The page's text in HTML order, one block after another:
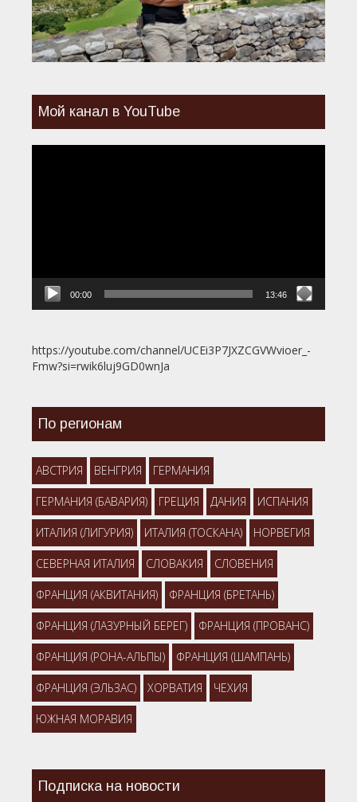
Мой канал в YouTube
00:00 13:46
https://youtube.com/channel/UCEi3P7JXZCGVWvioer_-
Fmw?si=rwik6luj9GD0wnJa
По регионам
АВСТРИЯ ВЕНГРИЯ ГЕРМАНИЯ
ГЕРМАНИЯ (БАВАРИЯ) ГРЕЦИЯ ДАНИЯ ИСПАНИЯ
ИТАЛИЯ (ЛИГУРИЯ) ИТАЛИЯ (ТОСКАНА) НОРВЕГИЯ
СЕВЕРНАЯ ИТАЛИЯ СЛОВАКИЯ СЛОВЕНИЯ
ФРАНЦИЯ (АКВИТАНИЯ) ФРАНЦИЯ (БРЕТАНЬ)
ФРАНЦИЯ (ЛАЗУРНЫЙ БЕРЕГ) ФРАНЦИЯ (ПРОВАНС)
ФРАНЦИЯ (РОНА-АЛЬПЫ) ФРАНЦИЯ (ШАМПАНЬ)
ФРАНЦИЯ (ЭЛЬЗАС) ХОРВАТИЯ ЧЕХИЯ
ЮЖНАЯ МОРАВИЯ
Подписка на новости